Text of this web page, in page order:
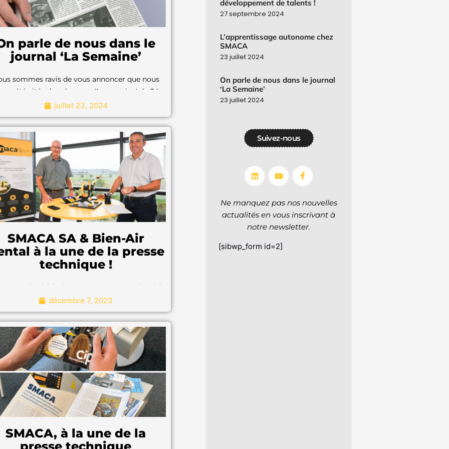
parle de nous dans le
journal ‘La Semaine’
sommes ravis de vous annoncer que nous
été cités dans la revue 'La semaine' du 24
avril 2024.
Nous sommes ravis de vous annoncer
que nous avons été cités dans la revue
'La semaine' du 24 avril 2024.
"Pour en savoir plus"
juillet 23, 2024
SMACA SA & Bien-Air
à la une de la presse
technique !
avons le plaisir de partager avec vous l'article
presse publié dans la revue MSM, ce mois de
novembre.
Nous avons le plaisir de partager avec
vous l'article de presse publié dans la
revue MSM, ce mois de novembre.
"Pour en savoir plus"
décembre 7, 2023
SMACA, à la une de la
développement de talents !
27 septembre 2024
L’apprentissage autonome chez
SMACA
23 juillet 2024
On parle de nous dans le journal
‘La Semaine’
23 juillet 2024
Suivez-nous
Ne manquez pas nos nouvelles
actualités en vous inscrivant à
notre newsletter.
[sibwp_form id=2]